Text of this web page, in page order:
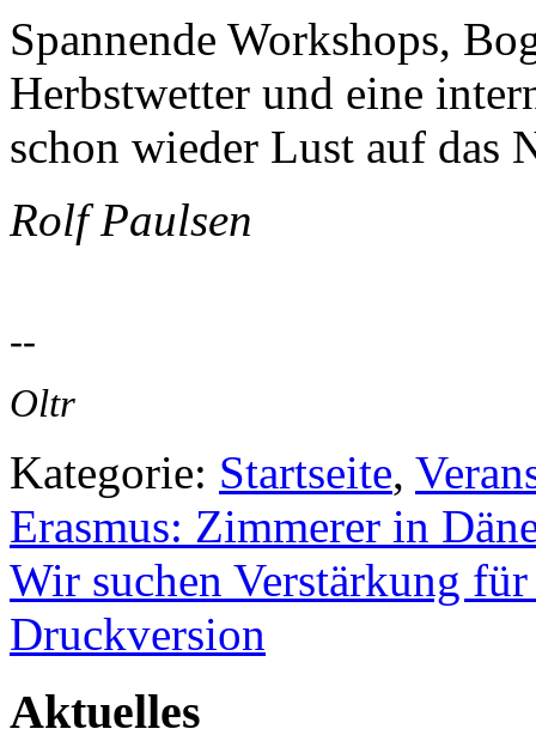
Spannende Workshops,
Herbstwetter und eine
schon wieder Lust auf das
Rolf Paulsen
--
Oltr
Kategorie: Startseite,
Erasmus: Zimmerer in
Wir suchen Verstärkung
Druckversion
Aktuelles